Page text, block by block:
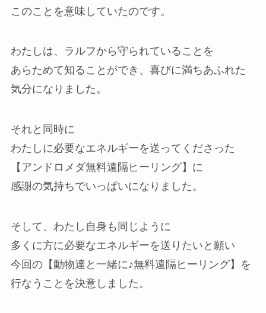
このことを意味していたのです。
わたしは、ラルフから守られていることを
あらためて知ることができ、喜びに満ちあふれた
気分になりました。
それと同時に
わたしに必要なエネルギーを送ってくださった
【アンドロメダ無料遠隔ヒーリング】に
感謝の気持ちでいっぱいになりました。
そして、わたし自身も同じように
多くに方に必要なエネルギーを送りたいと願い
今回の【動物達と一緒に♪無料遠隔ヒーリング】を
行なうことを決意しました。